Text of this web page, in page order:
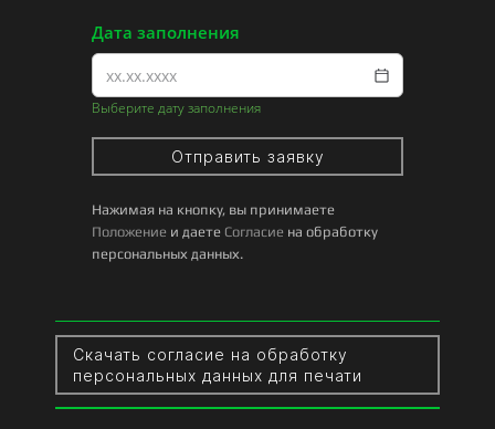
Дата заполнения
Выберите дату заполнения
Отправить заявку
Нажимая на кнопку, вы принимаете
Положение и даете Согласие на обработку
персональных данных.
Скачать согласие на обработку
персональных данных для печати